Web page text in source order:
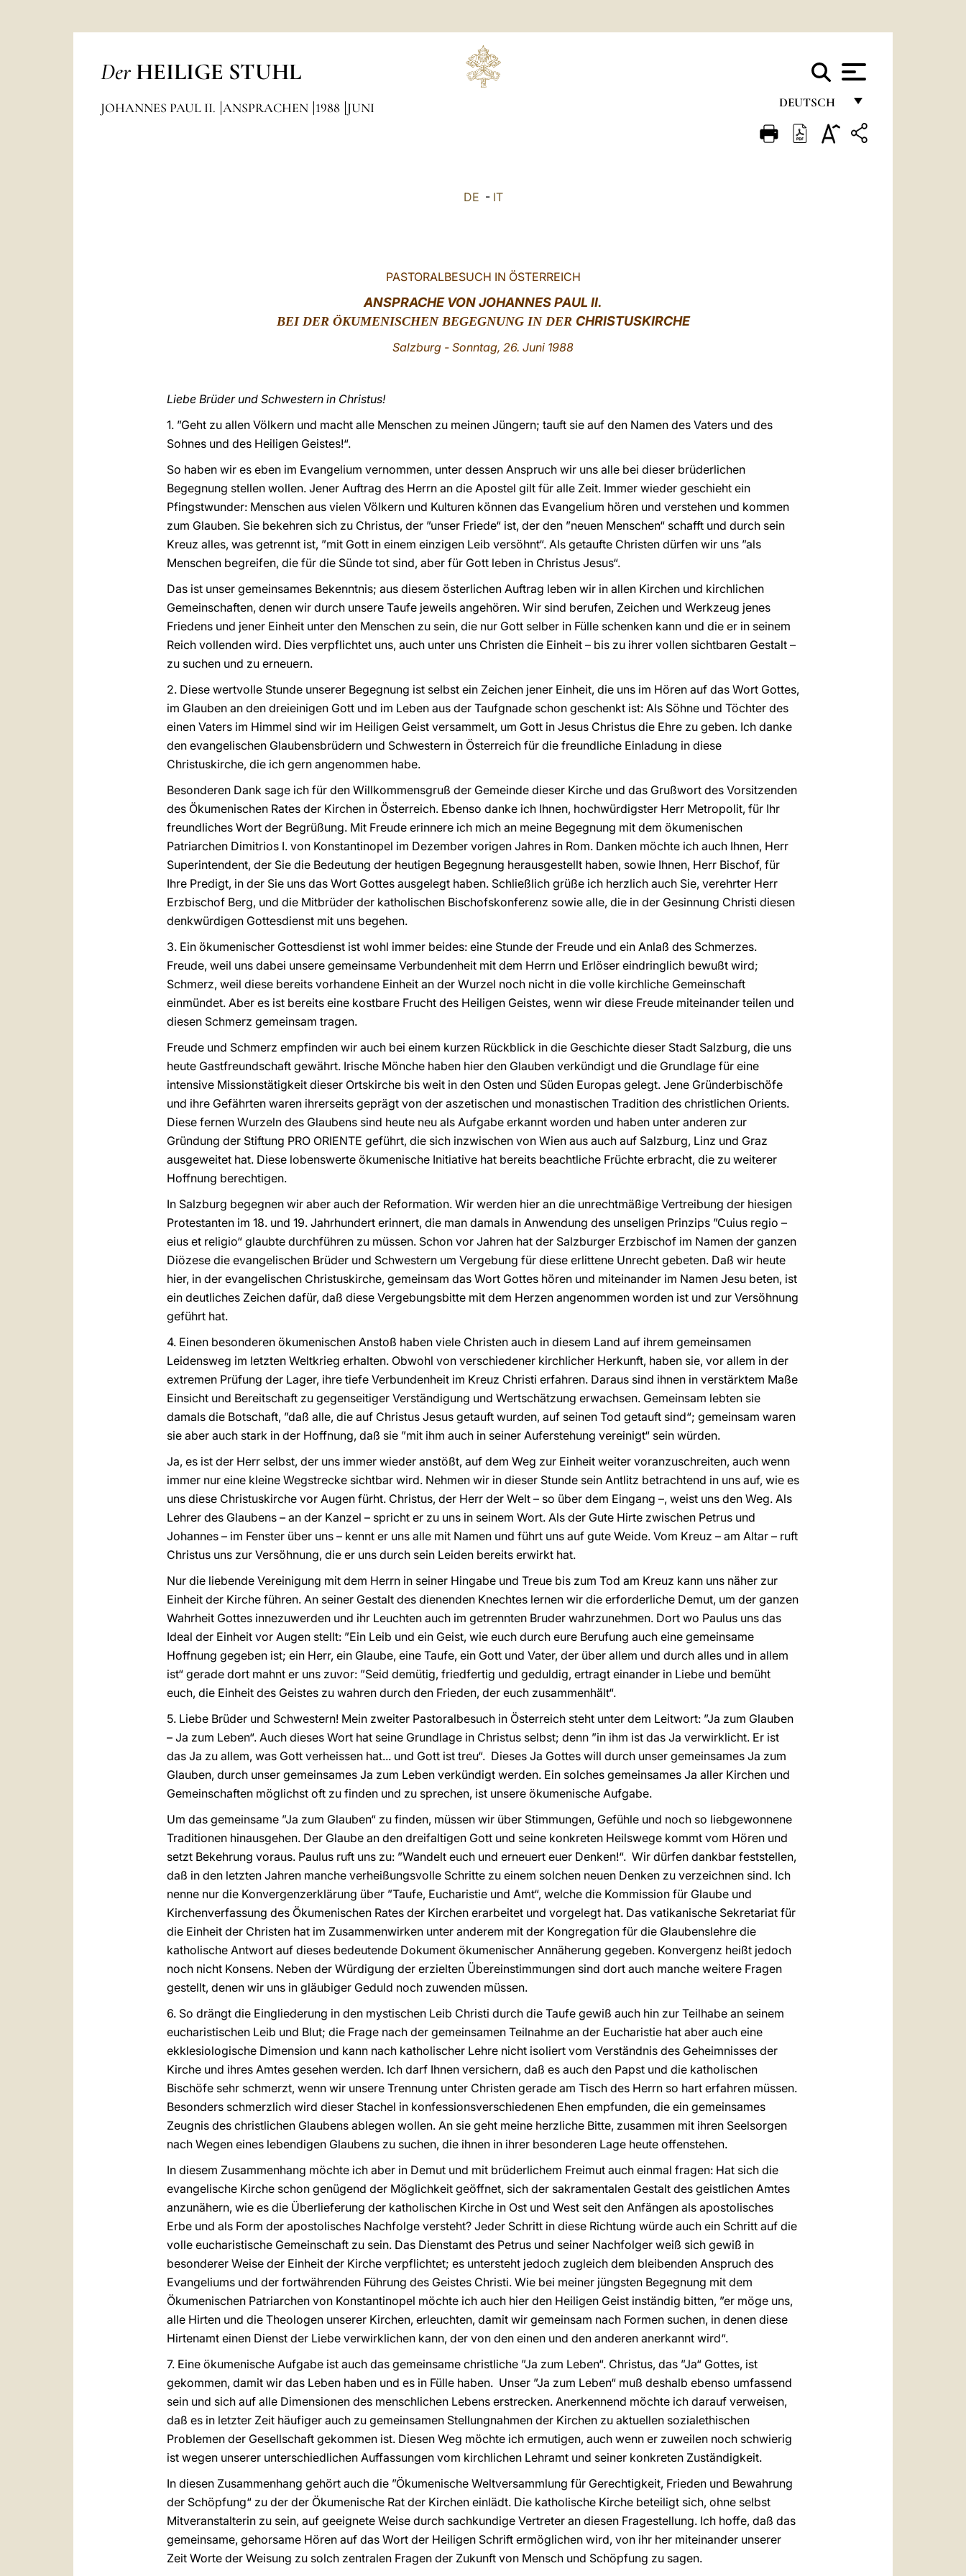
Der HEILIGE STUHL
DEUTSCH
FRANÇAIS
JOHANNES PAUL II. ANSPRACHEN 1988 JUNI
DE - IT
PASTORALBESUCH IN ÖSTERREICH
ANSPRACHE VON JOHANNES PAUL II.
BEI DER ÖKUMENISCHEN BEGEGNUNG IN DER CHRISTUSKIRCHE
Salzburg - Sonntag, 26. Juni 1988
Liebe Brüder und Schwestern in Christus!
1. ”Geht zu allen Völkern und macht alle Menschen zu meinen Jüngern; tauft sie auf den Namen des Vaters und des
Sohnes und des Heiligen Geistes!“.
So haben wir es eben im Evangelium vernommen, unter dessen Anspruch wir uns alle bei dieser brüderlichen
Begegnung stellen wollen. Jener Auftrag des Herrn an die Apostel gilt für alle Zeit. Immer wieder geschieht ein
Pfingstwunder: Menschen aus vielen Völkern und Kulturen können das Evangelium hören und verstehen und kommen
zum Glauben. Sie bekehren sich zu Christus, der ”unser Friede“ ist, der den ”neuen Menschen“ schafft und durch sein
Kreuz alles, was getrennt ist, ”mit Gott in einem einzigen Leib versöhnt“. Als getaufte Christen dürfen wir uns ”als
Menschen begreifen, die für die Sünde tot sind, aber für Gott leben in Christus Jesus“.
Das ist unser gemeinsames Bekenntnis; aus diesem österlichen Auftrag leben wir in allen Kirchen und kirchlichen
Gemeinschaften, denen wir durch unsere Taufe jeweils angehören. Wir sind berufen, Zeichen und Werkzeug jenes
Friedens und jener Einheit unter den Menschen zu sein, die nur Gott selber in Fülle schenken kann und die er in seinem
Reich vollenden wird. Dies verpflichtet uns, auch unter uns Christen die Einheit – bis zu ihrer vollen sichtbaren Gestalt –
zu suchen und zu erneuern.
2. Diese wertvolle Stunde unserer Begegnung ist selbst ein Zeichen jener Einheit, die uns im Hören auf das Wort Gottes,
im Glauben an den dreieinigen Gott und im Leben aus der Taufgnade schon geschenkt ist: Als Söhne und Töchter des
einen Vaters im Himmel sind wir im Heiligen Geist versammelt, um Gott in Jesus Christus die Ehre zu geben. Ich danke
den evangelischen Glaubensbrüdern und Schwestern in Österreich für die freundliche Einladung in diese
Christuskirche, die ich gern angenommen habe.
Besonderen Dank sage ich für den Willkommensgruß der Gemeinde dieser Kirche und das Grußwort des Vorsitzenden
des Ökumenischen Rates der Kirchen in Österreich. Ebenso danke ich Ihnen, hochwürdigster Herr Metropolit, für Ihr
freundliches Wort der Begrüßung. Mit Freude erinnere ich mich an meine Begegnung mit dem ökumenischen
Patriarchen Dimitrios I. von Konstantinopel im Dezember vorigen Jahres in Rom. Danken möchte ich auch Ihnen, Herr
Superintendent, der Sie die Bedeutung der heutigen Begegnung herausgestellt haben, sowie Ihnen, Herr Bischof, für
Ihre Predigt, in der Sie uns das Wort Gottes ausgelegt haben. Schließlich grüße ich herzlich auch Sie, verehrter Herr
Erzbischof Berg, und die Mitbrüder der katholischen Bischofskonferenz sowie alle, die in der Gesinnung Christi diesen
denkwürdigen Gottesdienst mit uns begehen.
3. Ein ökumenischer Gottesdienst ist wohl immer beides: eine Stunde der Freude und ein Anlaß des Schmerzes.
Freude, weil uns dabei unsere gemeinsame Verbundenheit mit dem Herrn und Erlöser eindringlich bewußt wird;
Schmerz, weil diese bereits vorhandene Einheit an der Wurzel noch nicht in die volle kirchliche Gemeinschaft
einmündet. Aber es ist bereits eine kostbare Frucht des Heiligen Geistes, wenn wir diese Freude miteinander teilen und
diesen Schmerz gemeinsam tragen.
Freude und Schmerz empfinden wir auch bei einem kurzen Rückblick in die Geschichte dieser Stadt Salzburg, die uns
heute Gastfreundschaft gewährt. Irische Mönche haben hier den Glauben verkündigt und die Grundlage für eine
intensive Missionstätigkeit dieser Ortskirche bis weit in den Osten und Süden Europas gelegt. Jene Gründerbischöfe
und ihre Gefährten waren ihrerseits geprägt von der aszetischen und monastischen Tradition des christlichen Orients.
Diese fernen Wurzeln des Glaubens sind heute neu als Aufgabe erkannt worden und haben unter anderen zur
Gründung der Stiftung PRO ORIENTE geführt, die sich inzwischen von Wien aus auch auf Salzburg, Linz und Graz
ausgeweitet hat. Diese lobenswerte ökumenische Initiative hat bereits beachtliche Früchte erbracht, die zu weiterer
Hoffnung berechtigen.
In Salzburg begegnen wir aber auch der Reformation. Wir werden hier an die unrechtmäßige Vertreibung der hiesigen
Protestanten im 18. und 19. Jahrhundert erinnert, die man damals in Anwendung des unseligen Prinzips ”Cuius regio –
eius et religio“ glaubte durchführen zu müssen. Schon vor Jahren hat der Salzburger Erzbischof im Namen der ganzen
Diözese die evangelischen Brüder und Schwestern um Vergebung für diese erlittene Unrecht gebeten. Daß wir heute
hier, in der evangelischen Christuskirche, gemeinsam das Wort Gottes hören und miteinander im Namen Jesu beten, ist
ein deutliches Zeichen dafür, daß diese Vergebungsbitte mit dem Herzen angenommen worden ist und zur Versöhnung
geführt hat.
4. Einen besonderen ökumenischen Anstoß haben viele Christen auch in diesem Land auf ihrem gemeinsamen
Leidensweg im letzten Weltkrieg erhalten. Obwohl von verschiedener kirchlicher Herkunft, haben sie, vor allem in der
extremen Prüfung der Lager, ihre tiefe Verbundenheit im Kreuz Christi erfahren. Daraus sind ihnen in verstärktem Maße
Einsicht und Bereitschaft zu gegenseitiger Verständigung und Wertschätzung erwachsen. Gemeinsam lebten sie
damals die Botschaft, ”daß alle, die auf Christus Jesus getauft wurden, auf seinen Tod getauft sind“; gemeinsam waren
sie aber auch stark in der Hoffnung, daß sie ”mit ihm auch in seiner Auferstehung vereinigt“ sein würden.
Ja, es ist der Herr selbst, der uns immer wieder anstößt, auf dem Weg zur Einheit weiter voranzuschreiten, auch wenn
immer nur eine kleine Wegstrecke sichtbar wird. Nehmen wir in dieser Stunde sein Antlitz betrachtend in uns auf, wie es
uns diese Christuskirche vor Augen fürht. Christus, der Herr der Welt – so über dem Eingang –, weist uns den Weg. Als
Lehrer des Glaubens – an der Kanzel – spricht er zu uns in seinem Wort. Als der Gute Hirte zwischen Petrus und
Johannes – im Fenster über uns – kennt er uns alle mit Namen und führt uns auf gute Weide. Vom Kreuz – am Altar – ruft
Christus uns zur Versöhnung, die er uns durch sein Leiden bereits erwirkt hat.
Nur die liebende Vereinigung mit dem Herrn in seiner Hingabe und Treue bis zum Tod am Kreuz kann uns näher zur
Einheit der Kirche führen. An seiner Gestalt des dienenden Knechtes lernen wir die erforderliche Demut, um der ganzen
Wahrheit Gottes innezuwerden und ihr Leuchten auch im getrennten Bruder wahrzunehmen. Dort wo Paulus uns das
Ideal der Einheit vor Augen stellt: ”Ein Leib und ein Geist, wie euch durch eure Berufung auch eine gemeinsame
Hoffnung gegeben ist; ein Herr, ein Glaube, eine Taufe, ein Gott und Vater, der über allem und durch alles und in allem
ist“ gerade dort mahnt er uns zuvor: ”Seid demütig, friedfertig und geduldig, ertragt einander in Liebe und bemüht
euch, die Einheit des Geistes zu wahren durch den Frieden, der euch zusammenhält“.
5. Liebe Brüder und Schwestern! Mein zweiter Pastoralbesuch in Österreich steht unter dem Leitwort: ”Ja zum Glauben
– Ja zum Leben“. Auch dieses Wort hat seine Grundlage in Christus selbst; denn ”in ihm ist das Ja verwirklicht. Er ist
das Ja zu allem, was Gott verheissen hat... und Gott ist treu“. Dieses Ja Gottes will durch unser gemeinsames Ja zum
Glauben, durch unser gemeinsames Ja zum Leben verkündigt werden. Ein solches gemeinsames Ja aller Kirchen und
Gemeinschaften möglichst oft zu finden und zu sprechen, ist unsere ökumenische Aufgabe.
Um das gemeinsame ”Ja zum Glauben“ zu finden, müssen wir über Stimmungen, Gefühle und noch so liebgewonnene
Traditionen hinausgehen. Der Glaube an den dreifaltigen Gott und seine konkreten Heilswege kommt vom Hören und
setzt Bekehrung voraus. Paulus ruft uns zu: ”Wandelt euch und erneuert euer Denken!“. Wir dürfen dankbar feststellen,
daß in den letzten Jahren manche verheißungsvolle Schritte zu einem solchen neuen Denken zu verzeichnen sind. Ich
nenne nur die Konvergenzerklärung über ”Taufe, Eucharistie und Amt“, welche die Kommission für Glaube und
Kirchenverfassung des Ökumenischen Rates der Kirchen erarbeitet und vorgelegt hat. Das vatikanische Sekretariat für
die Einheit der Christen hat im Zusammenwirken unter anderem mit der Kongregation für die Glaubenslehre die
katholische Antwort auf dieses bedeutende Dokument ökumenischer Annäherung gegeben. Konvergenz heißt jedoch
noch nicht Konsens. Neben der Würdigung der erzielten Übereinstimmungen sind dort auch manche weitere Fragen
gestellt, denen wir uns in gläubiger Geduld noch zuwenden müssen.
6. So drängt die Eingliederung in den mystischen Leib Christi durch die Taufe gewiß auch hin zur Teilhabe an seinem
eucharistischen Leib und Blut; die Frage nach der gemeinsamen Teilnahme an der Eucharistie hat aber auch eine
ekklesiologische Dimension und kann nach katholischer Lehre nicht isoliert vom Verständnis des Geheimnisses der
Kirche und ihres Amtes gesehen werden. Ich darf Ihnen versichern, daß es auch den Papst und die katholischen
Bischöfe sehr schmerzt, wenn wir unsere Trennung unter Christen gerade am Tisch des Herrn so hart erfahren müssen.
Besonders schmerzlich wird dieser Stachel in konfessionsverschiedenen Ehen empfunden, die ein gemeinsames
Zeugnis des christlichen Glaubens ablegen wollen. An sie geht meine herzliche Bitte, zusammen mit ihren Seelsorgen
nach Wegen eines lebendigen Glaubens zu suchen, die ihnen in ihrer besonderen Lage heute offenstehen.
In diesem Zusammenhang möchte ich aber in Demut und mit brüderlichem Freimut auch einmal fragen: Hat sich die
evangelische Kirche schon genügend der Möglichkeit geöffnet, sich der sakramentalen Gestalt des geistlichen Amtes
anzunähern, wie es die Überlieferung der katholischen Kirche in Ost und West seit den Anfängen als apostolisches
Erbe und als Form der apostolisches Nachfolge versteht? Jeder Schritt in diese Richtung würde auch ein Schritt auf die
volle eucharistische Gemeinschaft zu sein. Das Dienstamt des Petrus und seiner Nachfolger weiß sich gewiß in
besonderer Weise der Einheit der Kirche verpflichtet; es untersteht jedoch zugleich dem bleibenden Anspruch des
Evangeliums und der fortwährenden Führung des Geistes Christi. Wie bei meiner jüngsten Begegnung mit dem
Ökumenischen Patriarchen von Konstantinopel möchte ich auch hier den Heiligen Geist inständig bitten, ”er möge uns,
alle Hirten und die Theologen unserer Kirchen, erleuchten, damit wir gemeinsam nach Formen suchen, in denen diese
Hirtenamt einen Dienst der Liebe verwirklichen kann, der von den einen und den anderen anerkannt wird“.
7. Eine ökumenische Aufgabe ist auch das gemeinsame christliche ”Ja zum Leben“. Christus, das ”Ja“ Gottes, ist
gekommen, damit wir das Leben haben und es in Fülle haben. Unser ”Ja zum Leben“ muß deshalb ebenso umfassend
sein und sich auf alle Dimensionen des menschlichen Lebens erstrecken. Anerkennend möchte ich darauf verweisen,
daß es in letzter Zeit häufiger auch zu gemeinsamen Stellungnahmen der Kirchen zu aktuellen sozialethischen
Problemen der Gesellschaft gekommen ist. Diesen Weg möchte ich ermutigen, auch wenn er zuweilen noch schwierig
ist wegen unserer unterschiedlichen Auffassungen vom kirchlichen Lehramt und seiner konkreten Zuständigkeit.
In diesen Zusammenhang gehört auch die ”Ökumenische Weltversammlung für Gerechtigkeit, Frieden und Bewahrung
der Schöpfung“ zu der der Ökumenische Rat der Kirchen einlädt. Die katholische Kirche beteiligt sich, ohne selbst
Mitveranstalterin zu sein, auf geeignete Weise durch sachkundige Vertreter an diesen Fragestellung. Ich hoffe, daß das
gemeinsame, gehorsame Hören auf das Wort der Heiligen Schrift ermöglichen wird, von ihr her miteinander unserer
Zeit Worte der Weisung zu solch zentralen Fragen der Zukunft von Mensch und Schöpfung zu sagen.